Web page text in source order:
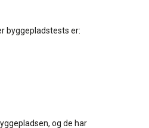
byggepladstests er:
og de har